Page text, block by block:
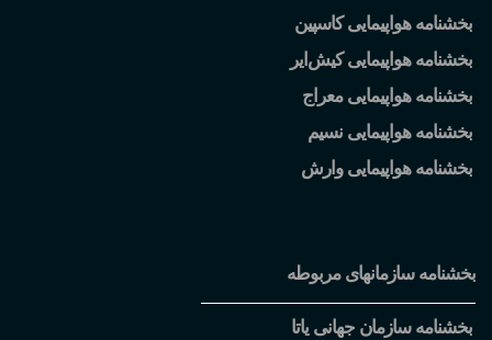
بخشنامه هواپیمایی کاسپین
بخشنامه هواپیمایی کیش ایر
بخشنامه هواپیمایی معراج
بخشنامه هواپیمایی نسیم
بخشنامه هواپیمایی وارش
بخشنامه سازمانهای مربوطه
بخشنامه سازمان جهانی یاتا